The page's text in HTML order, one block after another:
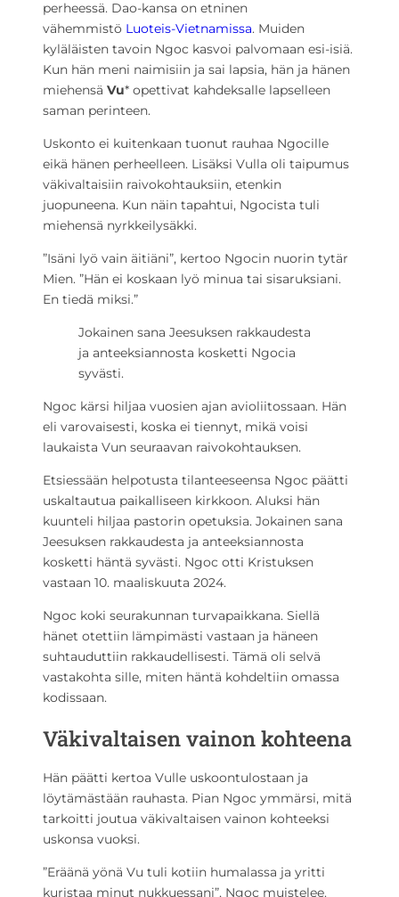
perheessä. Dao-kansa on etninen
vähemmistö Luoteis-Vietnamissa. Muiden
kyläläisten tavoin Ngoc kasvoi palvomaan esi-isiä.
Kun hän meni naimisiin ja sai lapsia, hän ja hänen
miehensä Vu* opettivat kahdeksalle lapselleen
saman perinteen.
Uskonto ei kuitenkaan tuonut rauhaa Ngocille
eikä hänen perheelleen. Lisäksi Vulla oli taipumus
väkivaltaisiin raivokohtauksiin, etenkin
juopuneena. Kun näin tapahtui, Ngocista tuli
miehensä nyrkkeilysäkki.
”Isäni lyö vain äitiäni”, kertoo Ngocin nuorin tytär
Mien. ”Hän ei koskaan lyö minua tai sisaruksiani.
En tiedä miksi.”
Jokainen sana Jeesuksen rakkaudesta
ja anteeksiannosta kosketti Ngocia
syvästi.
Ngoc kärsi hiljaa vuosien ajan avioliitossaan. Hän
eli varovaisesti, koska ei tiennyt, mikä voisi
laukaista Vun seuraavan raivokohtauksen.
Etsiessään helpotusta tilanteeseensa Ngoc päätti
uskaltautua paikalliseen kirkkoon. Aluksi hän
kuunteli hiljaa pastorin opetuksia. Jokainen sana
Jeesuksen rakkaudesta ja anteeksiannosta
kosketti häntä syvästi. Ngoc otti Kristuksen
vastaan 10. maaliskuuta 2024.
Ngoc koki seurakunnan turvapaikkana. Siellä
hänet otettiin lämpimästi vastaan ja häneen
suhtauduttiin rakkaudellisesti. Tämä oli selvä
vastakohta sille, miten häntä kohdeltiin omassa
kodissaan.
Väkivaltaisen vainon kohteena
Hän päätti kertoa Vulle uskoontulostaan ja
löytämästään rauhasta. Pian Ngoc ymmärsi, mitä
tarkoitti joutua väkivaltaisen vainon kohteeksi
uskonsa vuoksi.
”Eräänä yönä Vu tuli kotiin humalassa ja yritti
kuristaa minut nukkuessani”, Ngoc muistelee.